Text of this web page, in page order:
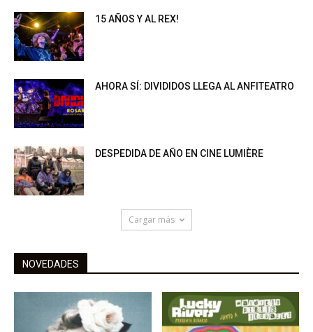
15 AÑOS Y AL REX!
AHORA SÍ: DIVIDIDOS LLEGA AL ANFITEATRO
DESPEDIDA DE AÑO EN CINE LUMIÈRE
Cargar más
NOVEDADES